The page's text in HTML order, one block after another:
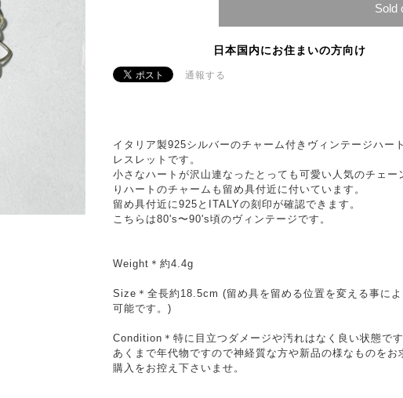
Sold
日本国内にお住まいの方向け
通報する
イタリア製925シルバーのチャーム付きヴィンテージハー
レスレットです。
小さなハートが沢山連なったとっても可愛い人気のチェー
りハートのチャームも留め具付近に付いています。
留め具付近に925とITALYの刻印が確認できます。
こちらは80's〜90's頃のヴィンテージです。
Weight＊約4.4g
Size＊全長約18.5cm (留め具を留める位置を変える事に
可能です。)
Condition＊特に目立つダメージや汚れはなく良い状態です
あくまで年代物ですので神経質な方や新品の様なものをお
購入をお控え下さいませ。